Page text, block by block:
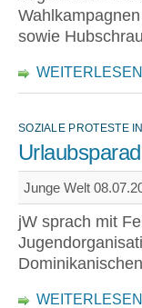
sowie
WEITERLESEN
SOZIALE PROTESTE
Junge Welt
jW sprach mit
WEITERLESEN